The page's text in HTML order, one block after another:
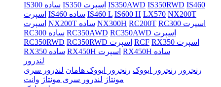
IS300 ساده
IS350 اسپرت IS350AWD IS350RWD IS460
اسپرت
IS460 ساده IS460 L IS600 H LX570 NX200T
اسپرت
NX200T ساده NX300H RC200T
RC300 اسپرت
RC300 ساده RC350AWD
RC350AWD اسپرت
RC350RWD
RC350RWD اسپرت RCF
RX350 اسپرت
RX350 ساده
RX450H اسپرت
RX450H ساده
لندرور
رنجرور رنجرور ایووک رنجرور ایووک هامان لندرور سری
مونتاژ لندرور سری مونتاژ وانت